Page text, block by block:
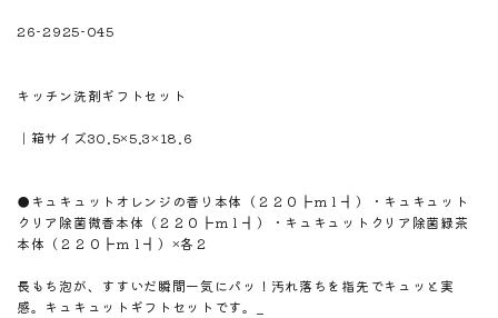
26-2925-045
キッチン洗剤ギフトセット
｜箱サイズ30.5×5.3×18.6
●キュキュットオレンジの香り本体（２２０┣ｍｌ┫）・キュキュット
クリア除菌微香本体（２２０┣ｍｌ┫）・キュキュットクリア除菌緑茶
本体（２２０┣ｍｌ┫）×各２
長もち泡が、すすいだ瞬間一気にパッ！汚れ落ちを指先でキュッと実
感。キュキュットギフトセットです。_